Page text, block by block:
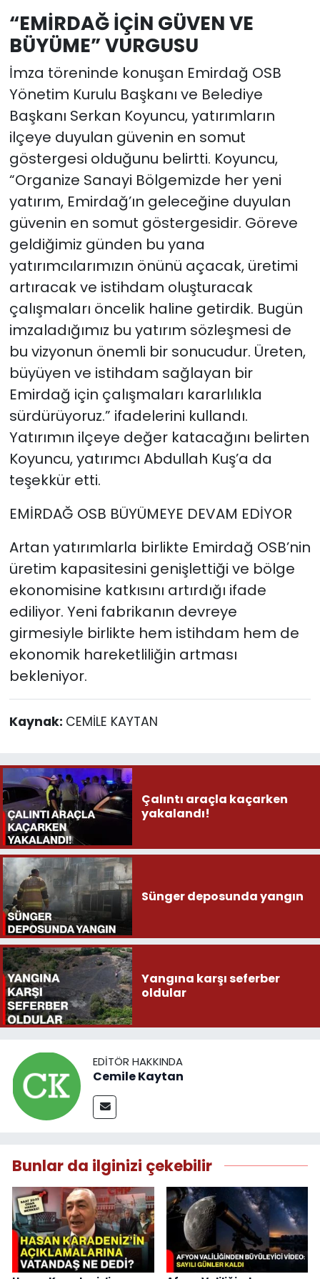
“EMİRDAĞ İÇİN GÜVEN VE
BÜYÜME” VURGUSU
İmza töreninde konuşan Emirdağ OSB
Yönetim Kurulu Başkanı ve Belediye
Başkanı Serkan Koyuncu, yatırımların
ilçeye duyulan güvenin en somut
göstergesi olduğunu belirtti. Koyuncu,
“Organize Sanayi Bölgemizde her yeni
yatırım, Emirdağ’ın geleceğine duyulan
güvenin en somut göstergesidir. Göreve
geldiğimiz günden bu yana
yatırımcılarımızın önünü açacak, üretimi
artıracak ve istihdam oluşturacak
çalışmaları öncelik haline getirdik. Bugün
imzaladığımız bu yatırım sözleşmesi de
bu vizyonun önemli bir sonucudur. Üreten,
büyüyen ve istihdam sağlayan bir
Emirdağ için çalışmaları kararlılıkla
sürdürüyoruz.” ifadelerini kullandı.
Yatırımın ilçeye değer katacağını belirten
Koyuncu, yatırımcı Abdullah Kuş’a da
teşekkür etti.
EMİRDAĞ OSB BÜYÜMEYE DEVAM EDİYOR
Artan yatırımlarla birlikte Emirdağ OSB’nin
üretim kapasitesini genişlettiği ve bölge
ekonomisine katkısını artırdığı ifade
ediliyor. Yeni fabrikanın devreye
girmesiyle birlikte hem istihdam hem de
ekonomik hareketliliğin artması
bekleniyor.
Kaynak: CEMİLE KAYTAN
Çalıntı araçla kaçarken
yakalandı!
Sünger deposunda yangın
Yangına karşı seferber
oldular
EDITÖR HAKKINDA
Cemile Kaytan
Bunlar da ilginizi çekebilir